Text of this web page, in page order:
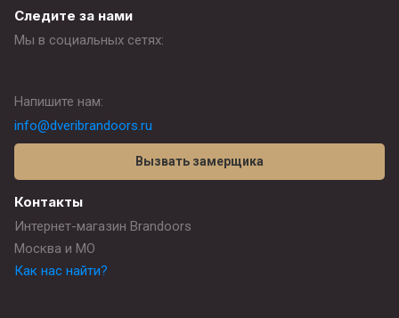
Контакты
Интернет-магазин Brandoors
Москва и МО
Как нас найти?
Следите за нами
Мы в социальных сетях:
Напишите нам:
info@dveribrandoors.ru
Вызвать замерщика